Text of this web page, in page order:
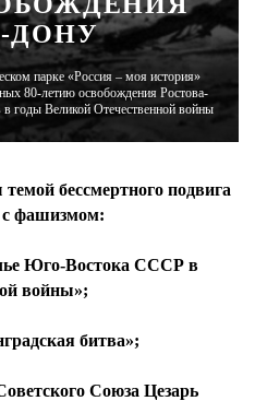
ЖУРНАЛ
ДОНУ
парке «Россия – моя история»
80-летию освобождения Ростова-
в годы Великой Отечественной войны
бессмертного подвига
с фашизмом:
Юго-Востока СССР в
войны»;
битва»;
Союза Цезарь